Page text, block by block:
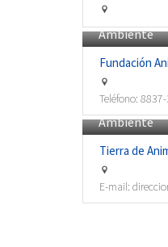
Ambiente
Fundación
Teléfono:
Ambiente
Tierra de
E-mail: